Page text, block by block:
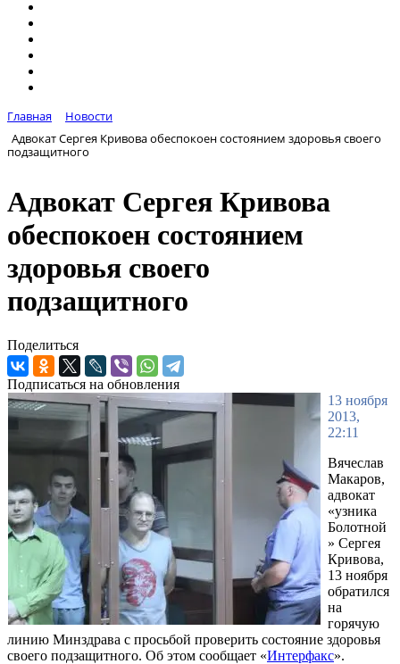
Главная
Новости
Адвокат Сергея Кривова обеспокоен состоянием здоровья своего
подзащитного
Адвокат Сергея Кривова
обеспокоен состоянием
здоровья своего
подзащитного
Поделиться
Подписаться на обновления
13 ноября
2013,
22:11
Вячеслав
Макаров,
адвокат
«узника
Болотной
» Сергея
Кривова,
13 ноября
обратился
на
горячую
линию Минздрава с просьбой проверить состояние здоровья
своего подзащитного. Об этом сообщает «Интерфакс».